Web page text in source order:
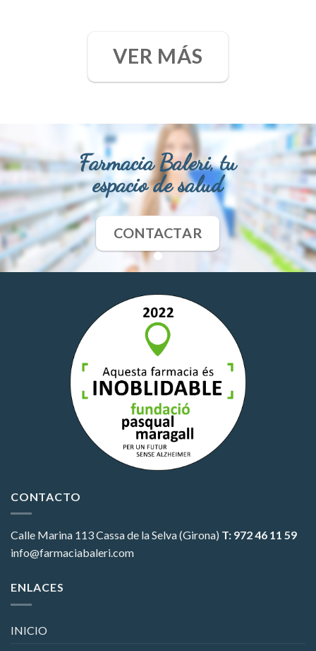
VER MÁS
Farmacia Baleri, tu
espacio de salud
CONTACTAR
CONTACTO
Calle Marina 113Cassa de la Selva (Girona) T: 972 46 11 59
info@farmaciabaleri.com
ENLACES
INICIO